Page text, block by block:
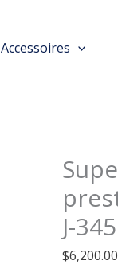
Accessoires
J-
$6,200.00